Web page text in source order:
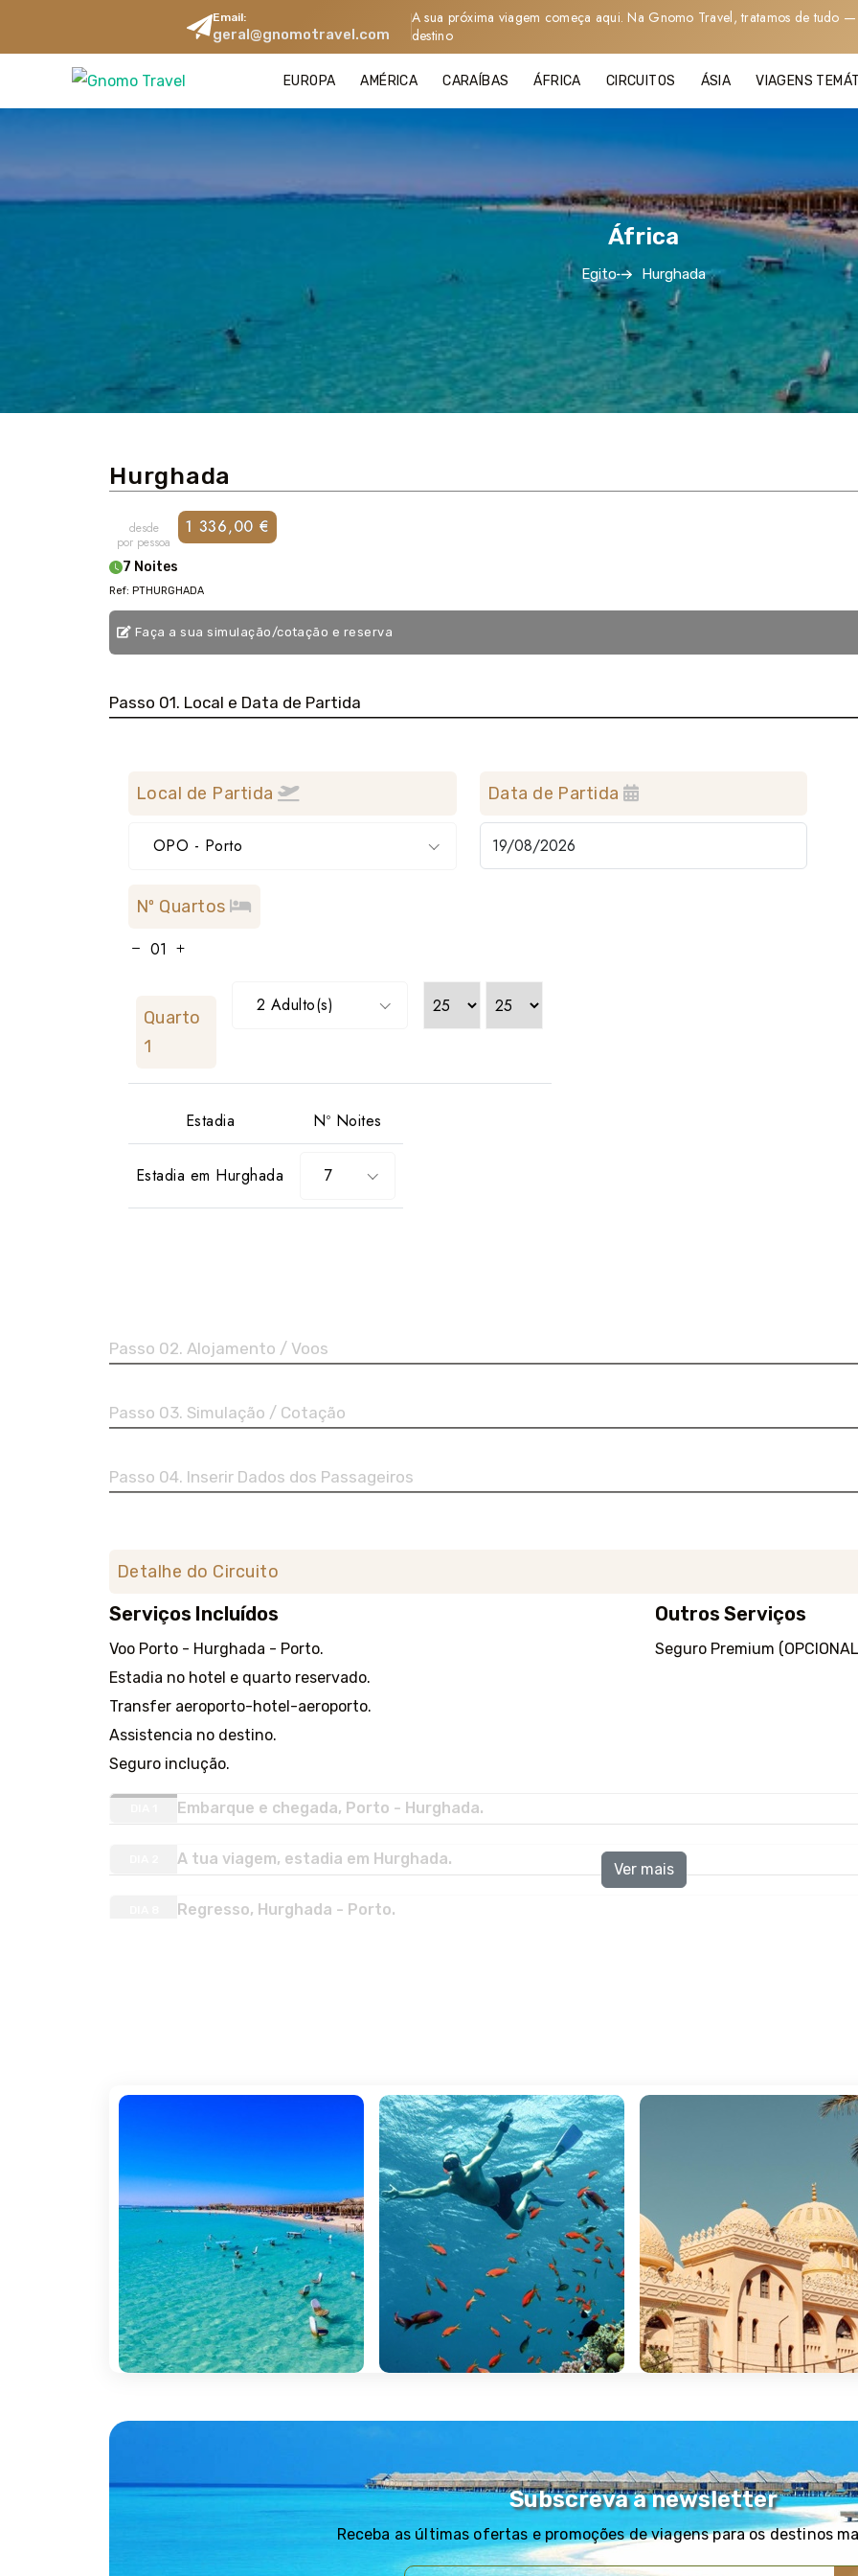
Email:
geral@gnomotravel.com
A sua próxima viagem começa aqui. Na Gnomo Travel, tratamos de tudo
destino
EUROPA AMÉRICA CARAÍBAS ÁFRICA CIRCUITOS ÁSIA VIAGENS
África
Egito Hurghada
Hurghada
desde
por pessoa
1 336,00 €
7 Noites
Ref: PTHURGHADA
Faça a sua simulação/cotação e reserva
Passo 01. Local e Data de Partida
Local de Partida
OPO - Porto
Data de Partida
Nº Quartos
Quarto
1
2 Adulto(s)
Estadia Nº Noites
Estadia em Hurghada 7
Passo 02. Alojamento / Voos
Passo 03. Simulação / Cotação
Passo 04. Inserir Dados dos Passageiros
Detalhe do Circuito
Serviços Incluídos
Voo Porto - Hurghada - Porto.
Estadia no hotel e quarto reservado.
Transfer aeroporto-hotel-aeroporto.
Assistencia no destino.
Seguro inclução.
Outros Serviços
Seguro Premium
Embarque e chegada, Porto - Hurghada.
A tua viagem, estadia em Hurghada.
Regresso, Hurghada - Porto.
Ver mais
Subscreva a newsletter
Receba as últimas ofertas e promoções de viagens para os destinos